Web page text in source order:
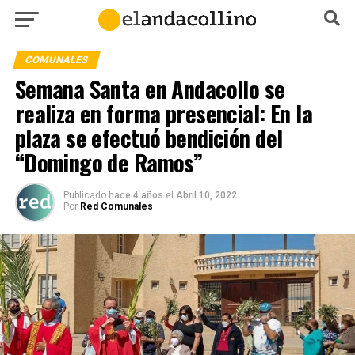
COMUNALES
Semana Santa en Andacollo se
realiza en forma presencial: En la
plaza se efectuó bendición del
“Domingo de Ramos”
Publicado hace 4 años el Abril 10, 2022
Por Red Comunales